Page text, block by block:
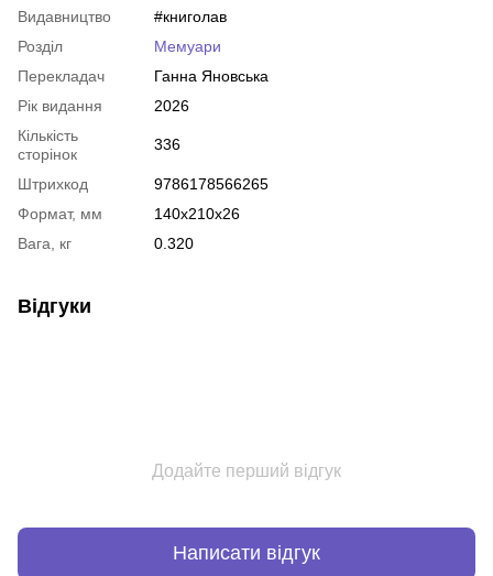
Видавництво
#книголав
Розділ
Мемуари
Перекладач
Ганна Яновська
Рік видання
2026
Кількість
сторінок
336
Штрихкод
9786178566265
Формат, мм
140x210x26
Вага, кг
0.320
Відгуки
Додайте перший відгук
Написати відгук